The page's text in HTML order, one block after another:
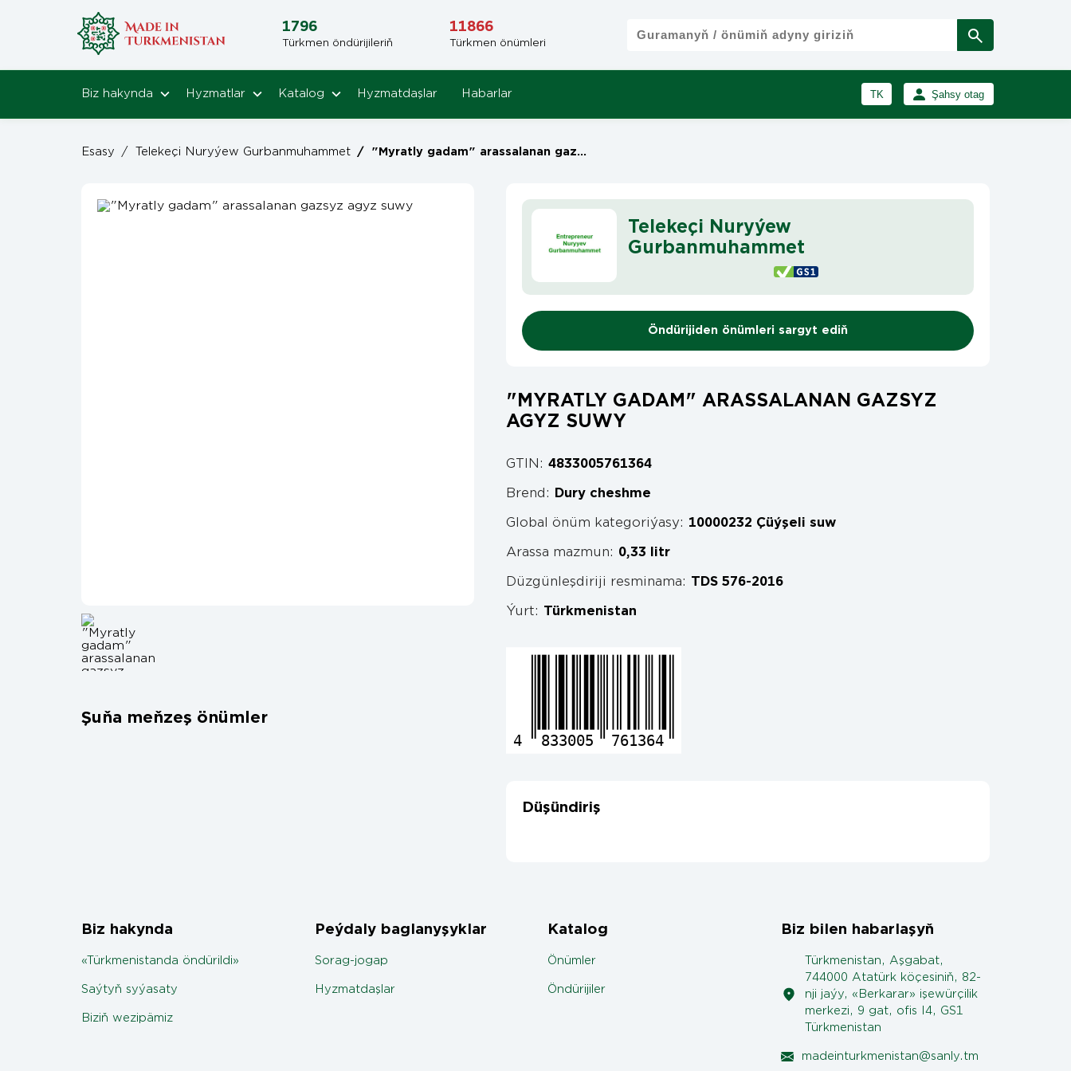
1796
Türkmen öndürijileriň
11866
Türkmen önümleri
Biz hakynda Hyzmatlar Katalog Hyzmatdaşlar Habarlar TK
RU
Şahsy otag
Esasy / Telekeçi Nuryýew Gurbanmuhammet / "Myratly gadam" arassalanan gazsyz agyz suwy
Şuňa meňzeş önümler
Telekeçi Nuryýew
Gurbanmuhammet
Öndürijiden önümleri sargyt ediň
"MYRATLY GADAM" ARASSALANAN GAZSYZ
AGYZ SUWY
GTIN: 4833005761364
Brend: Dury cheshme
Global önüm kategoriýasy: 10000232 Çüýşeli suw
Arassa mazmun: 0,33 litr
Düzgünleşdiriji resminama: TDS 576-2016
Ýurt: Türkmenistan
4 833005 761364
Düşündiriş
Biz hakynda
«Türkmenistanda öndürildi»
Saýtyň syýasaty
Biziň wezipämiz
Peýdaly baglanyşyklar
Sorag-jogap
Hyzmatdaşlar
Katalog
Önümler
Öndürijiler
Biz bilen habarlaşyň
Türkmenistan, Aşgabat,
744000 Atatürk köçesiniň, 82-
nji jaýy, «Berkarar» işewürçilik
merkezi, 9 gat, ofis I4, GS1
Türkmenistan
madeinturkmenistan@sanly.tm